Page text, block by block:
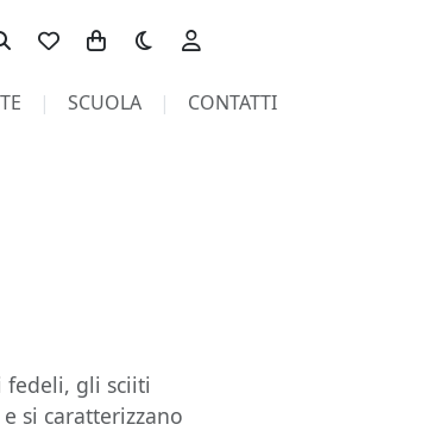
Toggle theme
SCUOLA CONTATTI
fedeli, gli sciiti
si caratterizzano